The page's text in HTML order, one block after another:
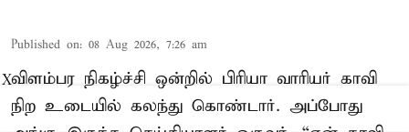
Published on: 08 Aug 2026, 7:26 am
விளம்பர நிகழ்ச்சி ஒன்றில் பிரியா வாரியர் காவி
நிற உடையில் கலந்து கொண்டார். அப்போது
X